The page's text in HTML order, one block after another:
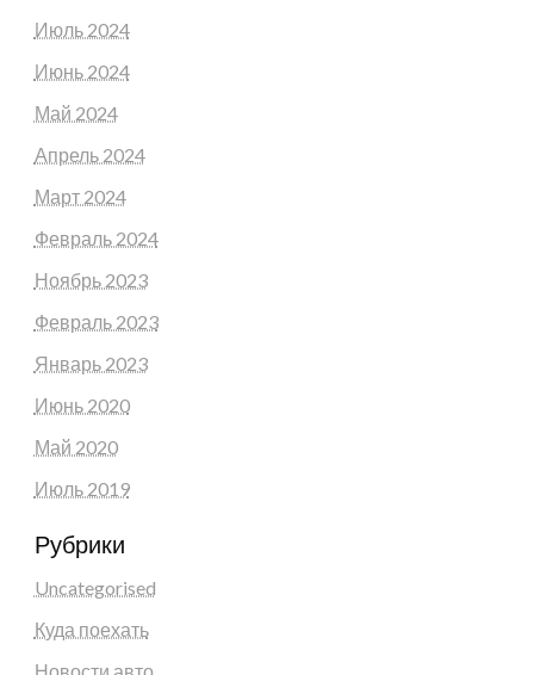
Июль 2024
Июнь 2024
Май 2024
Апрель 2024
Март 2024
Февраль 2024
Ноябрь 2023
Февраль 2023
Январь 2023
Июнь 2020
Май 2020
Июль 2019
Рубрики
Uncategorised
Куда поехать